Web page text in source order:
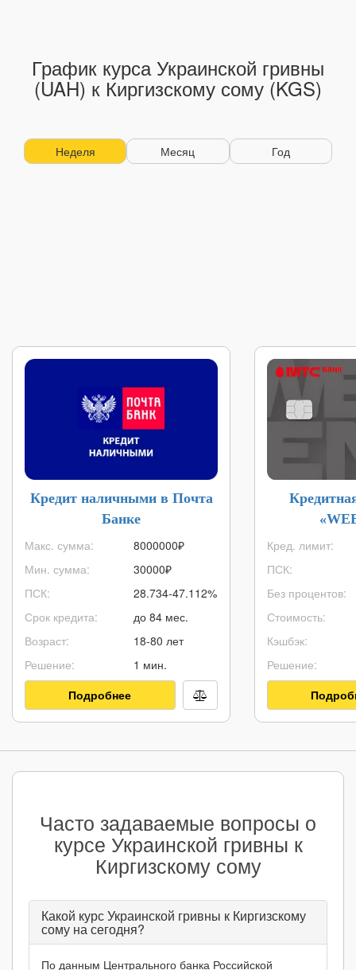
График курса Украинской гривны
(UAH) к Киргизскому сому (KGS)
Неделя Месяц Год
Кредит наличными в Почта
Банке
Макс. сумма:
Мин. сумма:
ПСК:
Срок кредита:
Возраст:
Решение:
8000000₽
30000₽
28.734-47.112%
до 84 мес.
18-80 лет
1 мин.
Подробнее
Кред. лимит:
ПСК:
Без процентов:
Стоимость:
Кэшбэк:
Решение:
Часто задаваемые вопросы о
курсе Украинской гривны к
Киргизскому сому
Какой курс Украинской гривны к Киргизскому
сому на сегодня?
По данным Центрального банка Российской